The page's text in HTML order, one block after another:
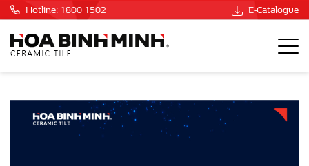
Hotline: 1800 1502 E-Catalogue